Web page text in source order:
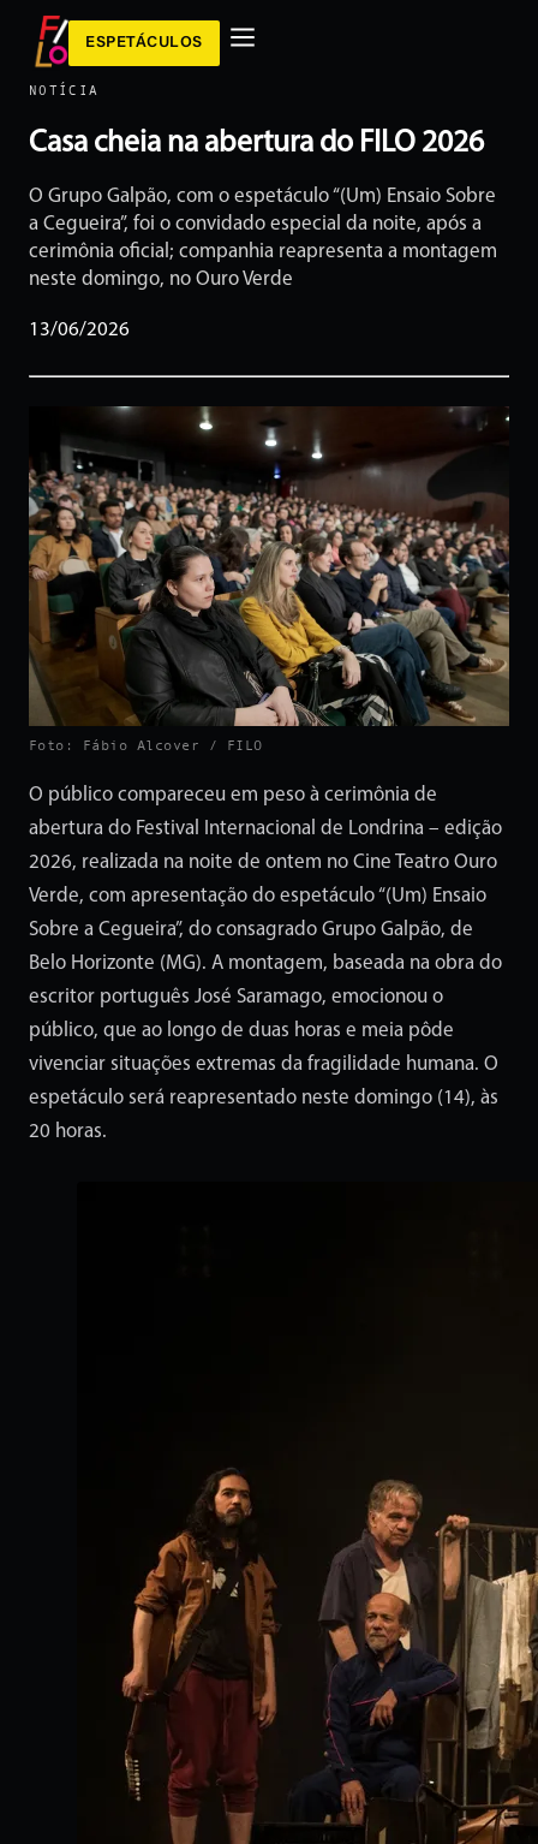
ESPETÁCULOS
NOTÍCIA
Casa cheia na abertura do FILO 2026
O Grupo Galpão, com o espetáculo “(Um) Ensaio Sobre
a Cegueira”, foi o convidado especial da noite, após a
cerimônia oficial; companhia reapresenta a montagem
neste domingo, no Ouro Verde
13/06/2026
Foto: Fábio Alcover / FILO
O público compareceu em peso à cerimônia de
abertura do Festival Internacional de Londrina – edição
2026, realizada na noite de ontem no Cine Teatro Ouro
Verde, com apresentação do espetáculo “(Um) Ensaio
Sobre a Cegueira”, do consagrado Grupo Galpão, de
Belo Horizonte (MG). A montagem, baseada na obra do
escritor português José Saramago, emocionou o
público, que ao longo de duas horas e meia pôde
vivenciar situações extremas da fragilidade humana. O
espetáculo será reapresentado neste domingo (14), às
20 horas.